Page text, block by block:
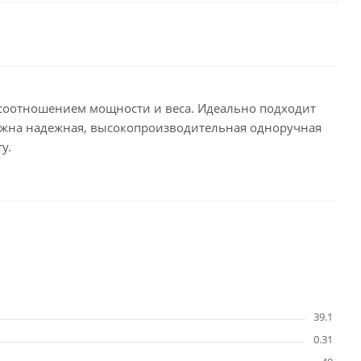
мощности и веса. Идеально подходит
надежная, высокопроизводительная одноручная
39.1
0.31